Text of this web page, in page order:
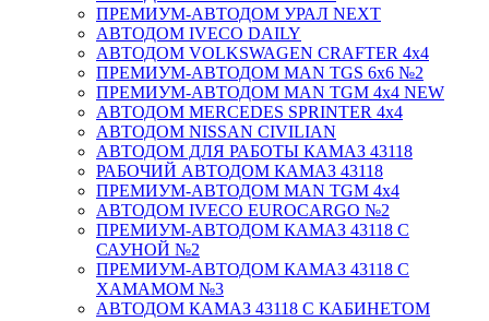
ПРЕМИУМ-АВТОДОМ УРАЛ NEXT
АВТОДОМ IVECO DAILY
АВТОДОМ VOLKSWAGEN CRAFTER 4х4
ПРЕМИУМ-АВТОДОМ MAN TGS 6х6 №2
ПРЕМИУМ-АВТОДОМ MAN TGM 4x4 NEW
АВТОДОМ MERCEDES SPRINTER 4x4
АВТОДОМ NISSAN CIVILIAN
АВТОДОМ ДЛЯ РАБОТЫ КАМАЗ 43118
РАБОЧИЙ АВТОДОМ КАМАЗ 43118
ПРЕМИУМ-АВТОДОМ MAN TGM 4x4
АВТОДОМ IVECO EUROCARGO №2
ПРЕМИУМ-АВТОДОМ КАМАЗ 43118 С
САУНОЙ №2
ПРЕМИУМ-АВТОДОМ КАМАЗ 43118 С
ХАМАМОМ №3
АВТОДОМ КАМАЗ 43118 С КАБИНЕТОМ